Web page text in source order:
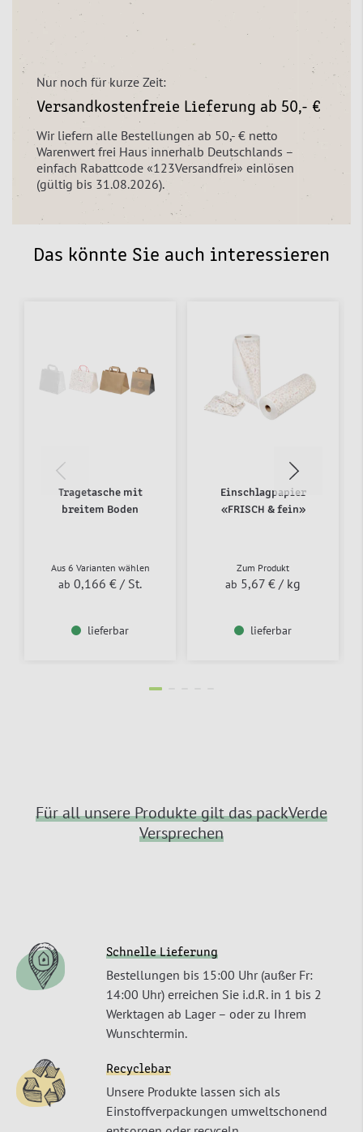
Nur noch für kurze Zeit:
Versandkostenfreie Lieferung ab 50,- €
Wir liefern alle Bestellungen ab 50,- € netto
Warenwert frei Haus innerhalb Deutschlands –
einfach Rabattcode «123Versandfrei» einlösen
(gültig bis 31.08.2026).
Das könnte Sie auch interessieren
Tragetasche mit
breitem Boden
Aus 6 Varianten wählen
ab 0,166 € / St.
lieferbar
Einschlagpapier
«FRISCH & fein»
Zum Produkt
ab 5,67 € / kg
lieferbar
Für all unsere Produkte gilt das packVerde
Versprechen
Schnelle Lieferung
Bestellungen bis 15:00 Uhr (außer Fr:
14:00 Uhr) erreichen Sie i.d.R. in 1 bis 2
Werktagen ab Lager – oder zu Ihrem
Wunschtermin.
Recyclebar
Unsere Produkte lassen sich als
Einstoffverpackungen umweltschonend